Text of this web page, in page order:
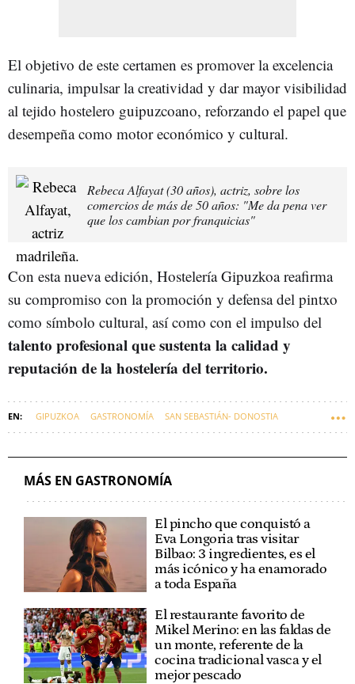
El objetivo de este certamen es promover la excelencia
culinaria, impulsar la creatividad y dar mayor visibilidad
al tejido hostelero guipuzcoano, reforzando el papel que
desempeña como motor económico y cultural.
Rebeca Alfayat (30 años), actriz, sobre los
comercios de más de 50 años: "Me da pena ver
que los cambian por franquicias"
Con esta nueva edición, Hostelería Gipuzkoa reafirma
su compromiso con la promoción y defensa del pintxo
como símbolo cultural, así como con el impulso del
talento profesional que sustenta la calidad y
reputación de la hostelería del territorio.
GIPUZKOA GASTRONOMÍA SAN SEBASTIÁN- DONOSTIA
MÁS EN GASTRONOMÍA
El pincho que conquistó a
Eva Longoria tras visitar
Bilbao: 3 ingredientes, es el
más icónico y ha enamorado
a toda España
El restaurante favorito de
Mikel Merino: en las faldas de
un monte, referente de la
cocina tradicional vasca y el
mejor pescado